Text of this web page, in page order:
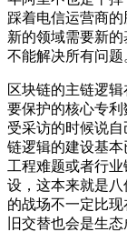
踩着电信运营商
新的领域需要新
不能解决所有问题
区块链的主链逻
要保护的核心专利
受采访的时候说
链逻辑的建设基
工程难题或者行
设，这本来就是
的战场不一定比
旧交替也会是生